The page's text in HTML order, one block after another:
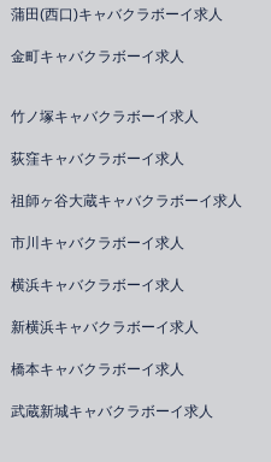
蒲田(西口)キャバクラボーイ求人
金町キャバクラボーイ求人
竹ノ塚キャバクラボーイ求人
荻窪キャバクラボーイ求人
祖師ヶ谷大蔵キャバクラボーイ求人
市川キャバクラボーイ求人
横浜キャバクラボーイ求人
新横浜キャバクラボーイ求人
橋本キャバクラボーイ求人
武蔵新城キャバクラボーイ求人